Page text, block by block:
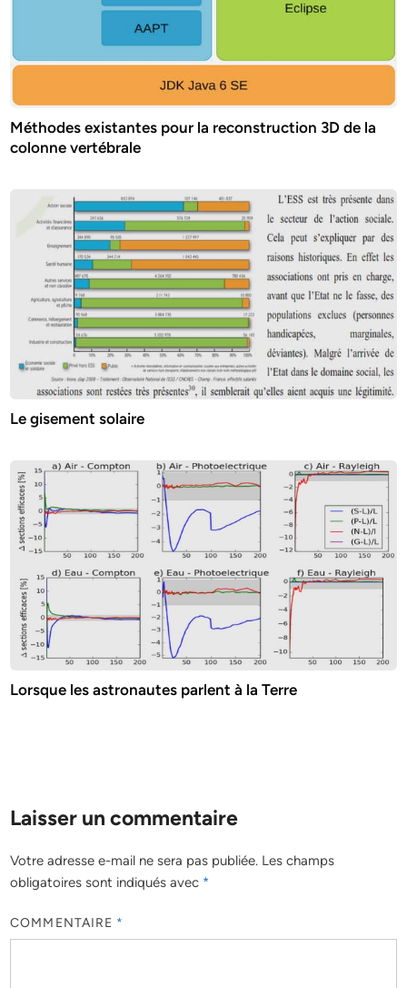
Méthodes existantes pour la reconstruction 3D de la
colonne vertébrale
Le gisement solaire
Lorsque les astronautes parlent à la Terre
Laisser un commentaire
Votre adresse e-mail ne sera pas publiée. Les champs
obligatoires sont indiqués avec *
COMMENTAIRE *